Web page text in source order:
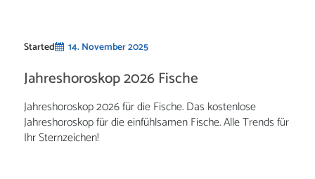
Started 14. November 2025
Jahreshoroskop 2026 Fische
Jahreshoroskop 2026 für die Fische. Das kostenlose
Jahreshoroskop für die einfühlsamen Fische. Alle Trends für
Ihr Sternzeichen!